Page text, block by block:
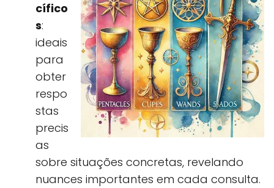
cífico
s:
ideais
para
obter
respo
stas
precis
as
sobre situações concretas, revelando
nuances importantes em cada consulta.